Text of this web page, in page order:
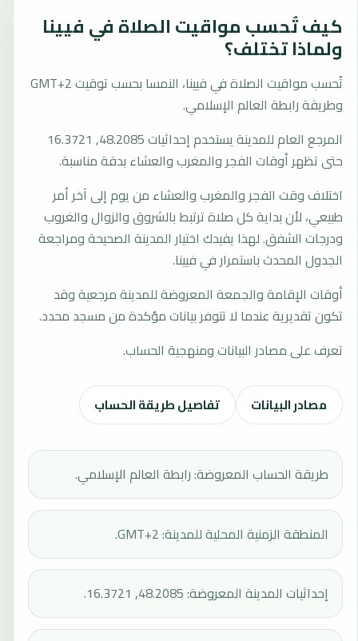
كيف تُحسب مواقيت الصلاة في فيينا
ولماذا تختلف؟
تُحسب مواقيت الصلاة في فيينا، النمسا بحسب توقيت GMT+2
وطريقة رابطة العالم الإسلامي.
المرجع العام للمدينة يستخدم إحداثيات 48.2085, 16.3721
حتى تظهر أوقات الفجر والمغرب والعشاء بدقة مناسبة.
اختلاف وقت الفجر والمغرب والعشاء من يوم إلى آخر أمر
طبيعي، لأن بداية كل صلاة ترتبط بالشروق والزوال والغروب
ودرجات الشفق. لهذا يفيدك اختيار المدينة الصحيحة ومراجعة
الجدول المحدث باستمرار في فيينا.
أوقات الإقامة والجمعة المعروضة للمدينة مرجعية وقد
تكون تقديرية عندما لا تتوفر بيانات مؤكدة من مسجد محدد.
تعرف على مصادر البيانات ومنهجية الحساب.
مصادر البيانات تفاصيل طريقة الحساب
طريقة الحساب المعروضة: رابطة العالم الإسلامي.
المنطقة الزمنية المحلية للمدينة: GMT+2.
إحداثيات المدينة المعروضة: 48.2085, 16.3721.